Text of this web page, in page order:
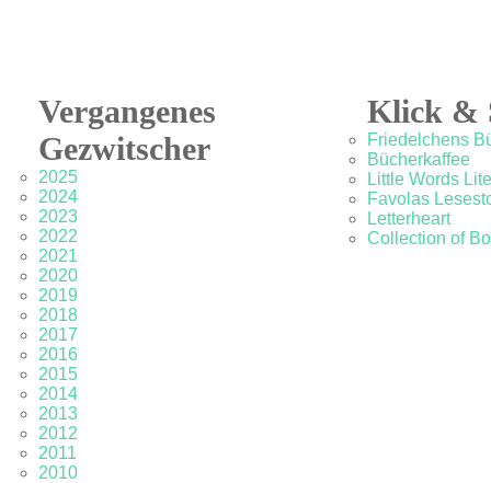
Vergangenes
Gezwitscher
2025
2024
2023
2022
2021
2020
2019
2018
2017
2016
2015
2014
2013
2012
2011
2010
Klick &
Friedelchens
Bücherkaffee
Little Words
Favolas
Letterheart
Collection of